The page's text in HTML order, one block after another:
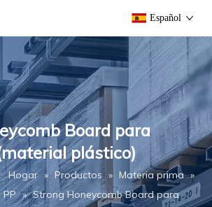
Español
Board para
plástico)
Hogar » Productos » Materia prima »
PP » Strong Honeycomb Board para